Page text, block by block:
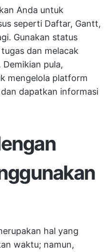
Anda untuk
seperti Daftar, Gantt,
Gunakan status
dan melacak
pula,
mengelola platform
dapatkan informasi
hal yang
waktu; namun,